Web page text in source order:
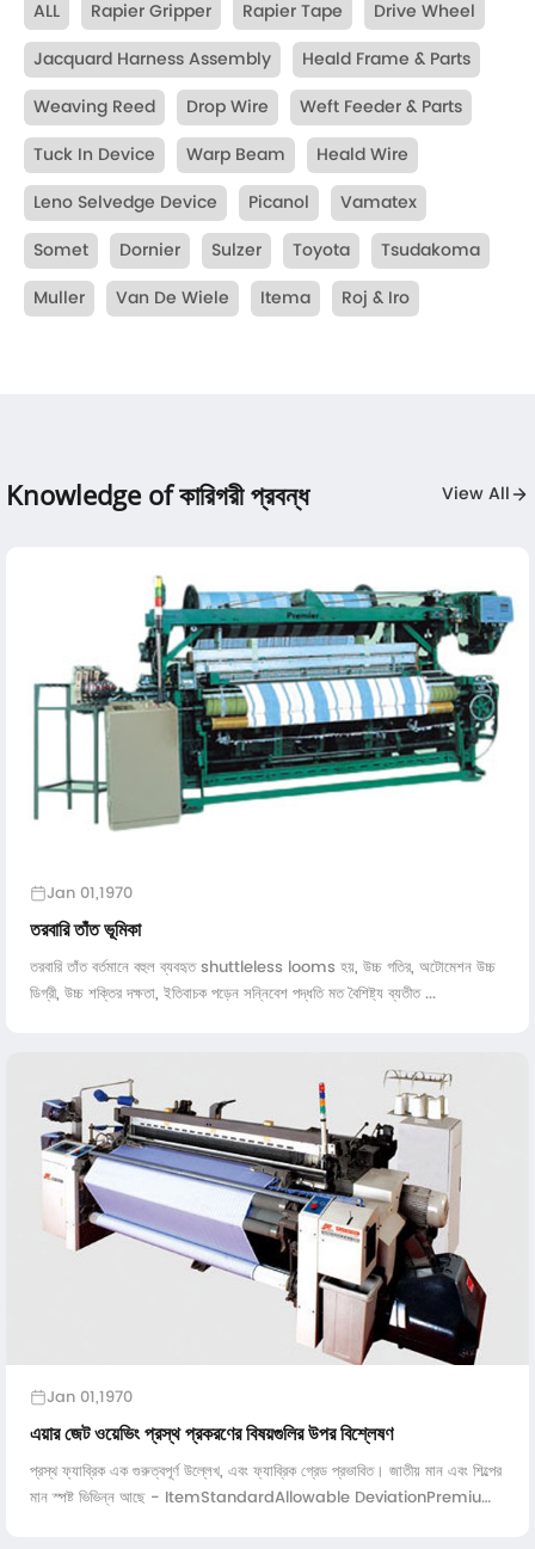
ALL Rapier Gripper Rapier Tape
Drive Wheel
Jacquard Harness Assembly
Heald Frame & Parts
Weaving Reed
Drop Wire
Weft Feeder & Parts
Tuck In Device
Warp Beam
Heald Wire
Leno Selvedge Device
Picanol
Vamatex
Somet
Dornier Sulzer Toyota
Tsudakoma
Muller
Van De Wiele Itema Roj & Iro
Knowledge of কারিগরী প্রবন্ধ View All
Jan 01,1970
তরবারি তাঁত ভূমিকা
তরবারি তাঁত বর্তমানে বহুল ব্যবহৃত shuttleless looms হয়, উচ্চ গতির, অটোমেশন উচ্চ
ডিগ্রী, উচ্চ শক্তির দক্ষতা, ইতিবাচক পড়েন সন্নিবেশ পদ্ধতি মত বৈশিষ্ট্য ব্যতীত ...
Jan 01,1970
এয়ার জেট ওয়েভিং প্রস্থ প্রকরণের বিষয়গুলির উপর বিশ্লেষণ
প্রস্থ ফ্যাব্রিক এক গুরুত্বপূর্ণ উল্লেখ, এবং ফ্যাব্রিক গ্রেড প্রভাবিত। জাতীয় মান এবং শিল্পের
মান স্পষ্ট ভিভিন্ন আছে - ItemStandardAllowable DeviationPremium